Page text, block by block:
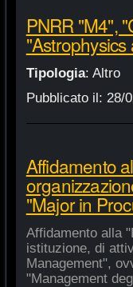
PNRR "M4",
Tipologia: Altro
Pubblicato il: 28/
Affidamento
"Major in
Affidamento alla
istituzione, di
Management",
"Management